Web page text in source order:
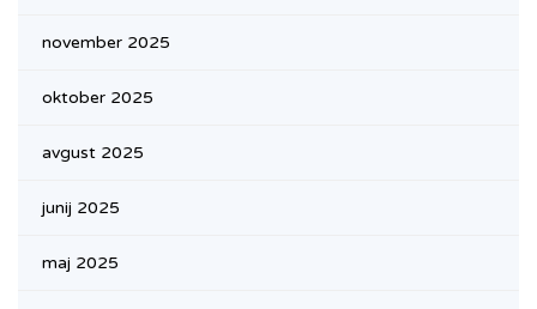
november 2025
oktober 2025
avgust 2025
junij 2025
maj 2025